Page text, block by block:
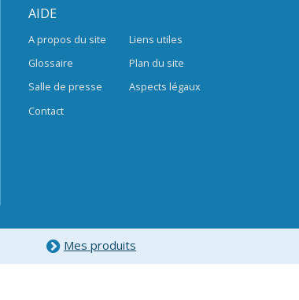
AIDE
A propos du site
Glossaire
Salle de presse
Contact
Liens utiles
Plan du site
Aspects légaux
Mes produits